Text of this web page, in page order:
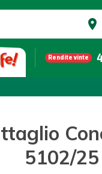
place
Rendite vinte
5102/25